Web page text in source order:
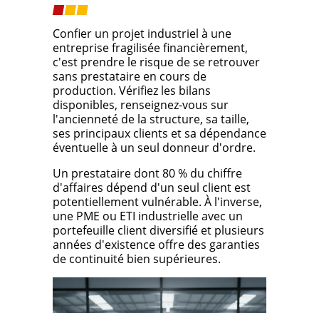
Confier un projet industriel à une
entreprise fragilisée financièrement,
c'est prendre le risque de se retrouver
sans prestataire en cours de
production. Vérifiez les bilans
disponibles, renseignez-vous sur
l'ancienneté de la structure, sa taille,
ses principaux clients et sa dépendance
éventuelle à un seul donneur d'ordre.
Un prestataire dont 80 % du chiffre
d'affaires dépend d'un seul client est
potentiellement vulnérable. À l'inverse,
une PME ou ETI industrielle avec un
portefeuille client diversifié et plusieurs
années d'existence offre des garanties
de continuité bien supérieures.